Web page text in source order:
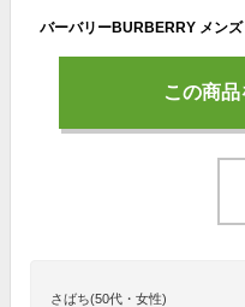
この商
さばち(50代・女性)